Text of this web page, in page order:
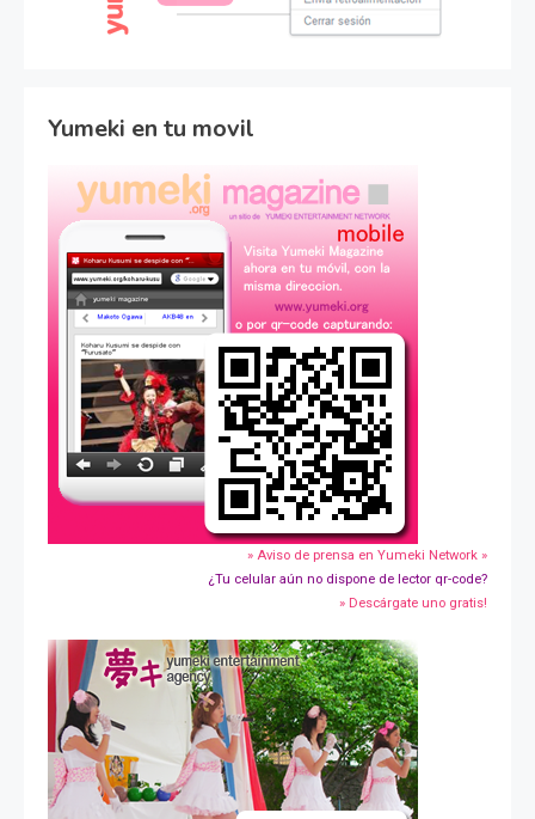
Yumeki en tu movil
» Aviso de prensa en Yumeki Network »
¿Tu celular aún no dispone de lector qr-code?
» Descárgate uno gratis!